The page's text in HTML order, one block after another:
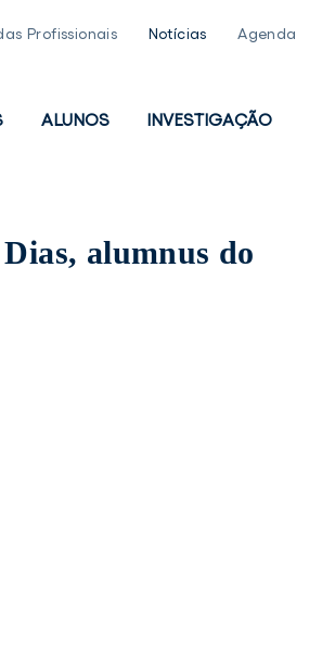
Profissionais Notícias Agenda
ALUNOS INVESTIGAÇÃO
alumnus do